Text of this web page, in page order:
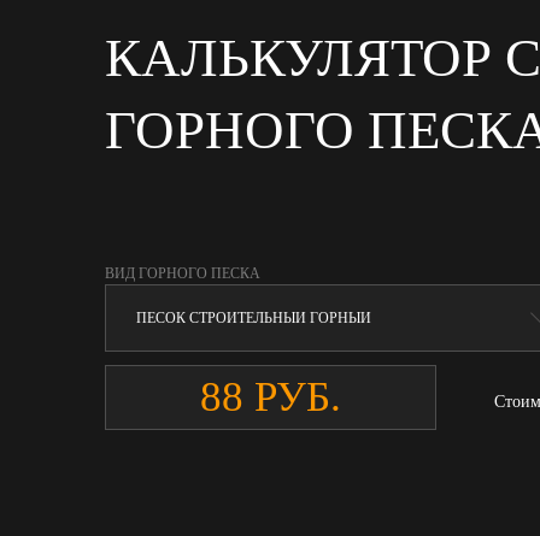
КАЛЬКУЛЯТОР
ГОРНОГО
ВИД ГОРНОГО ПЕСКА